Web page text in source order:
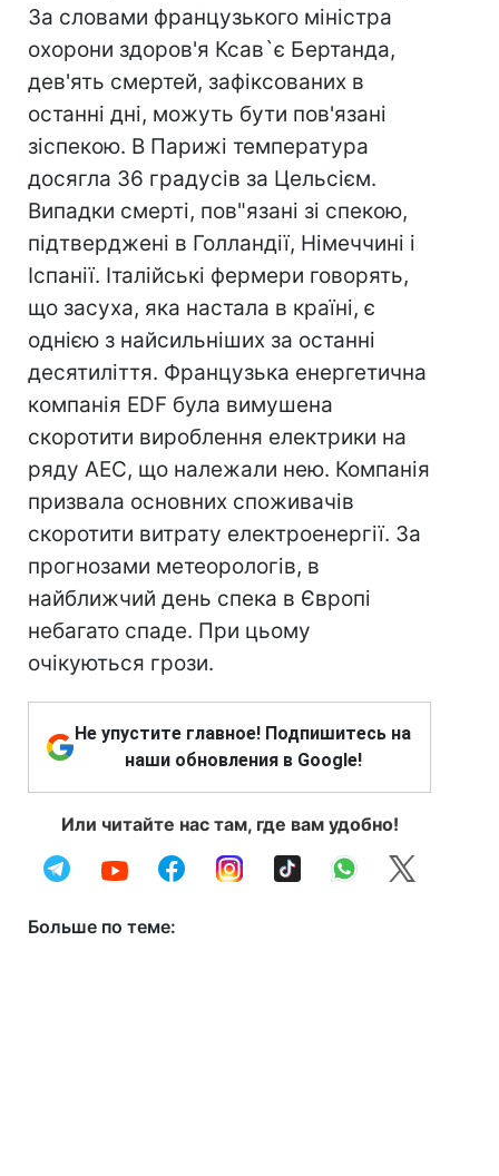
За словами французького міністра
охорони здоров'я Ксав`є Бертанда,
дев'ять смертей, зафіксованих в
останні дні, можуть бути пов'язані
зіспекою. В Парижі температура
досягла 36 градусів за Цельсієм.
Випадки смерті, пов"язані зі спекою,
підтверджені в Голландії, Німеччині і
Іспанії. Італійські фермери говорять,
що засуха, яка настала в країні, є
однією з найсильніших за останні
десятиліття. Французька енергетична
компанія EDF була вимушена
скоротити вироблення електрики на
ряду АЕС, що належали нею. Компанія
призвала основних споживачів
скоротити витрату електроенергії. За
прогнозами метеорологів, в
найближчий день спека в Європі
небагато спаде. При цьому
очікуються грози.
Не упустите главное! Подпишитесь на
наши обновления в Google!
Или читайте нас там, где вам удобно!
Больше по теме: